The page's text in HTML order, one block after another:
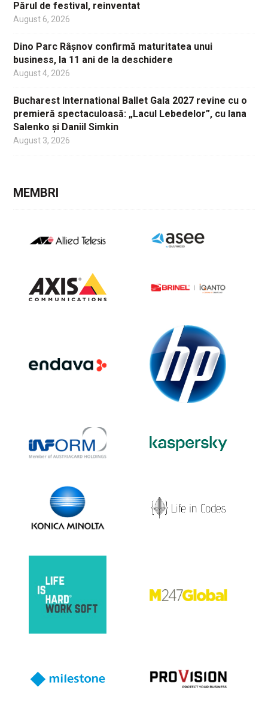
Părul de festival, reinventat
August 6, 2026
Dino Parc Râșnov confirmă maturitatea unui
business, la 11 ani de la deschidere
August 4, 2026
Bucharest International Ballet Gala 2027 revine cu o
premieră spectaculoasă: „Lacul Lebedelor”, cu Iana
Salenko și Daniil Simkin
August 3, 2026
MEMBRI